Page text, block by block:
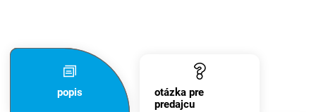
popis
otázka pre
predajcu